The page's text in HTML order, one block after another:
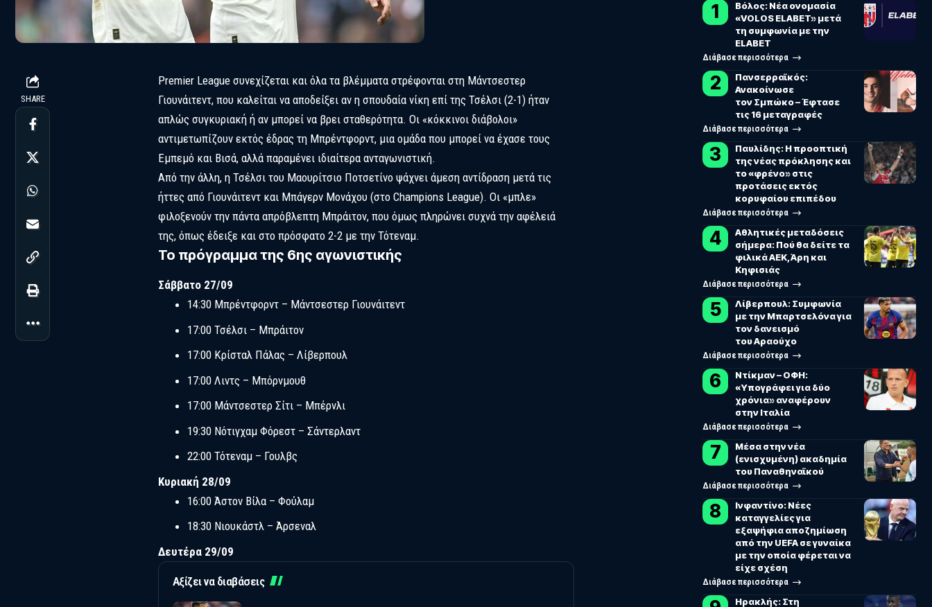
SHARE
Premier League συνεχίζεται και όλα τα βλέμματα στρέφονται στη Μάντσεστερ
Γιουνάιτεντ, που καλείται να αποδείξει αν η σπουδαία νίκη επί της Τσέλσι (2-1) ήταν
απλώς συγκυριακή ή αν μπορεί να βρει σταθερότητα. Οι «κόκκινοι διάβολοι»
αντιμετωπίζουν εκτός έδρας τη Μπρέντφορντ, μια ομάδα που μπορεί να έχασε τους
Εμπεμό και Βισά, αλλά παραμένει ιδιαίτερα ανταγωνιστική.
Από την άλλη, η Τσέλσι του Μαουρίτσιο Ποτσετίνο ψάχνει άμεση αντίδραση μετά τις
ήττες από Γιουνάιτεντ και Μπάγερν Μονάχου (στο Champions League). Οι «μπλε»
φιλοξενούν την πάντα απρόβλεπτη Μπράιτον, που όμως πληρώνει συχνά την αφέλειά
της, όπως έδειξε και στο πρόσφατο 2-2 με την Τότεναμ.
Το πρόγραμμα της 6ης αγωνιστικής
Σάββατο 27/09
14:30 Μπρέντφορντ – Μάντσεστερ Γιουνάιτεντ
17:00 Τσέλσι – Μπράιτον
17:00 Κρίσταλ Πάλας – Λίβερπουλ
17:00 Λιντς – Μπόρνμουθ
17:00 Μάντσεστερ Σίτι – Μπέρνλι
19:30 Νότιγχαμ Φόρεστ – Σάντερλαντ
22:00 Τότεναμ – Γουλβς
Κυριακή 28/09
16:00 Άστον Βίλα – Φούλαμ
18:30 Νιουκάστλ – Άρσεναλ
Δευτέρα 29/09
Αξίζει να διαβάσεις
Βόλος: Νέα ονομασία
«VOLOS ELABET» μετά
τη συμφωνία με την
ELABET
Διάβασε περισσότερα
Πανσερραϊκός:
Ανακοίνωσε
τον Σμπώκο – Έφτασε
τις 16 μεταγραφές
Διάβασε περισσότερα
Παυλίδης: Η προοπτική
της νέας πρόκλησης και
το «φρένο» στις
προτάσεις εκτός
κορυφαίου επιπέδου
Διάβασε περισσότερα
Αθλητικές μεταδόσεις
σήμερα: Πού θα δείτε τα
φιλικά ΑΕΚ, Άρη και
Κηφισιάς
Διάβασε περισσότερα
Λίβερπουλ: Συμφωνία
με την Μπαρτσελόνα για
τον δανεισμό
του Αραούχο
Διάβασε περισσότερα
Ντίκμαν – ΟΦΗ:
«Υπογράφει για δύο
χρόνια» αναφέρουν
στην Ιταλία
Διάβασε περισσότερα
Μέσα στην νέα
(ενισχυμένη) ακαδημία
του Παναθηναϊκού
Διάβασε περισσότερα
Ινφαντίνο: Νέες
καταγγελίες για
εξαψήφια αποζημίωση
από την UEFA σε γυναίκα
με την οποία φέρεται να
είχε σχέση
Διάβασε περισσότερα
Ηρακλής: Στη